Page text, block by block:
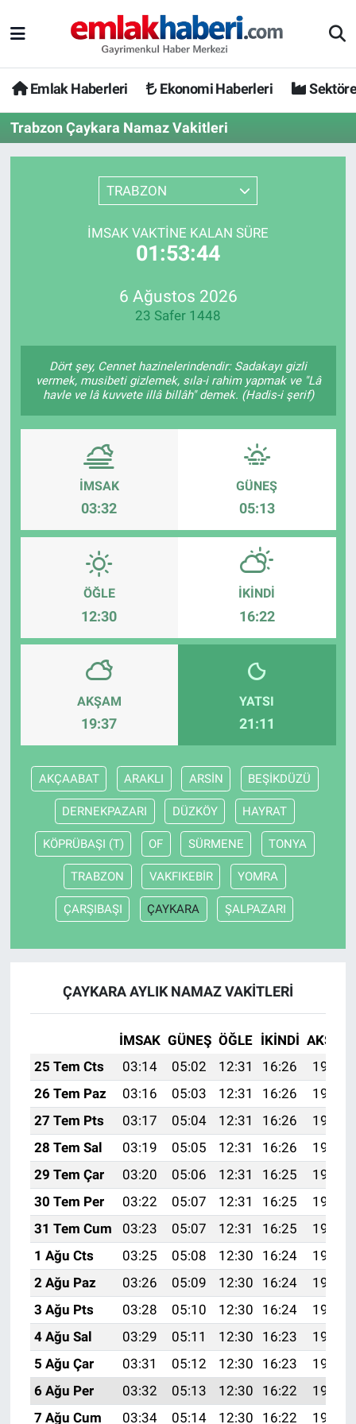
Emlak Haberleri Ekonomi Haberleri
Trabzon Çaykara Namaz Vakitleri
TRABZON
İMSAK VAKTINE KALAN SÜRE
01:53:44
6 Ağustos 2026
23 Safer 1448
Dört şey, Cennet hazinelerindendir: Sadakayı gizli
vermek, musibeti gizlemek, sıla-i rahim yapmak ve "Lâ
havle ve lâ kuvvete illâ billâh" demek. (Hadis-i şerif)
İMSAK
03:32
GÜNEŞ
05:13
ÖĞLE
12:30
İKINDI
16:22
AKŞAM
19:37
YATSI
21:11
AKÇAABAT ARAKLI ARSİN BEŞİKDÜZÜ
DERNEKPAZARI DÜZKÖY HAYRAT
KÖPRÜBAŞI (T) OF SÜRMENE TONYA
TRABZON VAKFIKEBİR YOMRA
ÇARŞIBAŞI ÇAYKARA ŞALPAZARI
ÇAYKARA AYLIK NAMAZ VAKITLERI
İMSAK GÜNEŞ ÖĞLE İKINDI AKŞAM
25 Tem Cts
03:14 05:02 12:31 16:26
19:49
26 Tem Paz
03:16 05:03 12:31 16:26
19:49
27 Tem Pts
03:17 05:04 12:31 16:26
19:48
28 Tem Sal
03:19 05:05 12:31 16:26
19:47
29 Tem Çar
03:20 05:06 12:31 16:25
19:46
30 Tem Per
03:22 05:07 12:31 16:25
19:45
31 Tem Cum
03:23 05:07 12:31 16:25
19:44
1 Ağu Cts
03:25 05:08 12:30 16:24
19:43
2 Ağu Paz
03:26 05:09 12:30 16:24
19:41
3 Ağu Pts
03:28 05:10 12:30 16:24
19:40
4 Ağu Sal
03:29 05:11 12:30 16:23
19:39
5 Ağu Çar
03:31 05:12 12:30 16:23
19:38
6 Ağu Per
03:32 05:13 12:30 16:22
19:37
7 Ağu Cum
03:34 05:14 12:30 16:22 19:36